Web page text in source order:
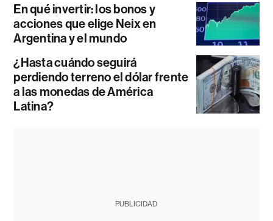
En qué invertir: los bonos y
acciones que elige Neix en
Argentina y el mundo
¿Hasta cuándo seguirá
perdiendo terreno el dólar frente
a las monedas de América
Latina?
PUBLICIDAD